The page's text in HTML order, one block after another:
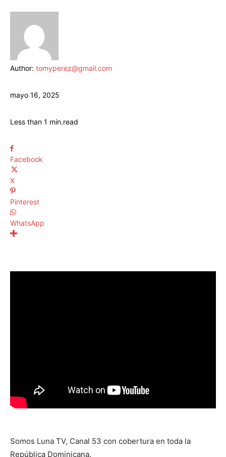
Author: tomyperez@gmail.com
mayo 16, 2025
Less than 1 min.read
Facebook
X
Pinterest
WhatsApp
Somos Luna TV, Canal 53 con cobertura en toda la
República Dominicana.